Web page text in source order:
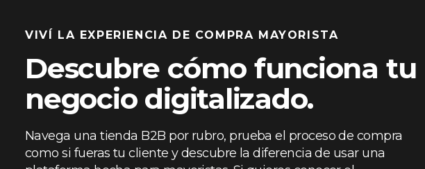
VIVÍ LA EXPERIENCIA DE COMPRA MAYORISTA
Descubre cómo funciona tu
negocio digitalizado.
Navega una tienda B2B por rubro, prueba el proceso de compra
como si fueras tu cliente y descubre la diferencia de usar una